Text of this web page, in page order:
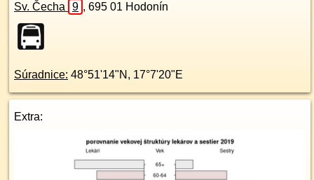
Sv. Čecha 9 , 695 01 Hodonín
Súradnice: 48°51'14"N , 17°7'20"E
Extra: